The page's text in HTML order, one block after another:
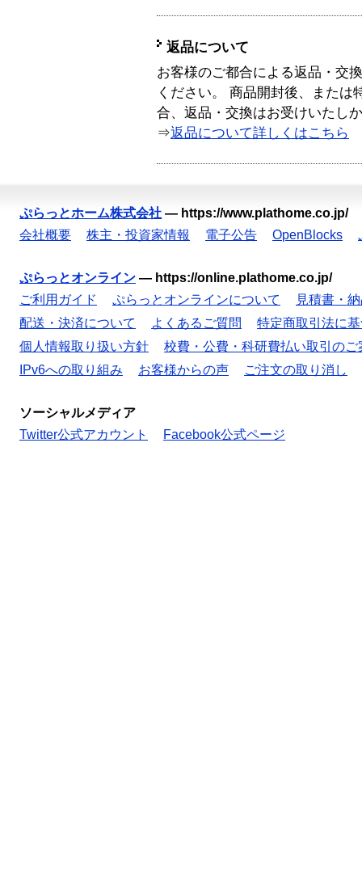
返品について
お客様のご都合による返品・交
ください。 商品開封後、または
合、返品・交換はお受けいたし
⇒返品について詳しくはこちら
ぷらっとホーム株式会社 — https://www.plathome.co.jp/
会社概要
株主・投資家情報 電子公告 OpenBlocks
ぷらっとオンライン — https://online.plathome.co.jp/
ご利用ガイド
ぷらっとオンラインについて
見積書・
配送・決済について
よくあるご質問
特定商取引法に
個人情報取り扱い方針
校費・公費・科研費払い取引のご
IPv6への取り組み
お客様からの声 ご注文の取り消し
ソーシャルメディア
Twitter公式アカウント
Facebook公式ページ